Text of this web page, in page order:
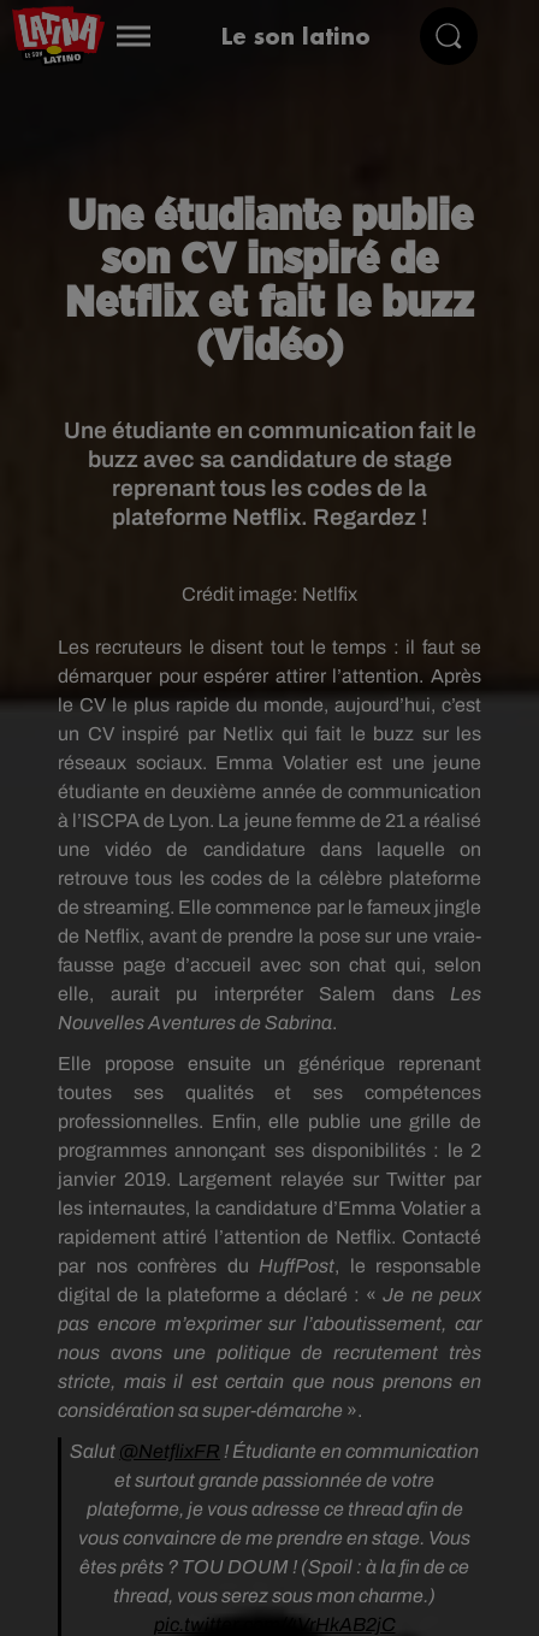
Le son latino
Une étudiante publie
son CV inspiré de
Netflix et fait le buzz
(Vidéo)
Une étudiante en communication fait le
buzz avec sa candidature de stage
reprenant tous les codes de la
plateforme Netflix. Regardez !
Crédit image: Netlfix
Les recruteurs le disent tout le temps : il faut se
démarquer pour espérer attirer l’attention. Après
le CV le plus rapide du monde, aujourd’hui, c’est
un CV inspiré par Netlix qui fait le buzz sur les
réseaux sociaux. Emma Volatier est une jeune
étudiante en deuxième année de communication
à l’ISCPA de Lyon. La jeune femme de 21 a réalisé
une vidéo de candidature dans laquelle on
retrouve tous les codes de la célèbre plateforme
de streaming. Elle commence par le fameux jingle
de Netflix, avant de prendre la pose sur une vraie-
fausse page d’accueil avec son chat qui, selon
elle, aurait pu interpréter Salem dans Les
Nouvelles Aventures de Sabrina.
Elle propose ensuite un générique reprenant
toutes ses qualités et ses compétences
professionnelles. Enfin, elle publie une grille de
programmes annonçant ses disponibilités : le 2
janvier 2019. Largement relayée sur Twitter par
les internautes, la candidature d’Emma Volatier a
rapidement attiré l’attention de Netflix. Contacté
par nos confrères du HuffPost, le responsable
digital de la plateforme a déclaré : «Je ne peux
pas encore m’exprimer sur l’aboutissement, car
nous avons une politique de recrutement très
stricte, mais il est certain que nous prenons en
considération sa super-démarche ».
Salut @NetflixFR ! Étudiante en communication
et surtout grande passionnée de votre
plateforme, je vous adresse ce thread afin de
vous convaincre de me prendre en stage. Vous
êtes prêts ? TOU DOUM ! (Spoil : à la fin de ce
thread, vous serez sous mon charme.)
pic.twitter.com/4VrHkAB2jC